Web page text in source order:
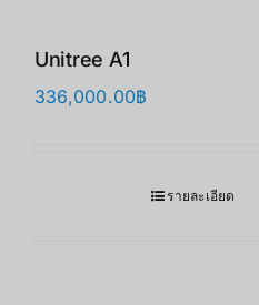
Unitree A1
336,000.00฿
รายละเอียด